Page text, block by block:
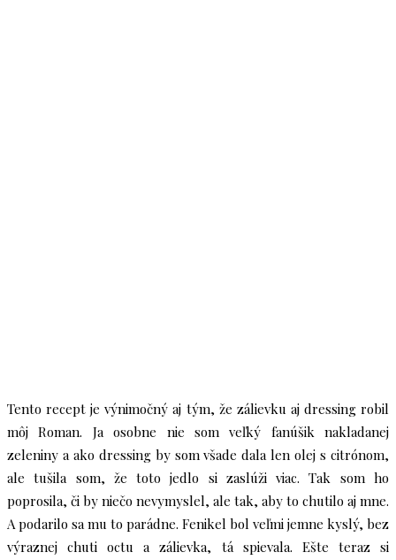
Tento recept je výnimočný aj tým, že zálievku aj dressing robil
môj Roman. Ja osobne nie som veľký fanúšik nakladanej
zeleniny a ako dressing by som všade dala len olej s citrónom,
ale tušila som, že toto jedlo si zaslúži viac. Tak som ho
poprosila, či by niečo nevymyslel, ale tak, aby to chutilo aj mne.
A podarilo sa mu to parádne. Fenikel bol veľmi jemne kyslý, bez
výraznej chuti octu a zálievka, tá spievala. Ešte teraz si